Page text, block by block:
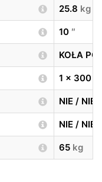
25.8 kg
10 ″
KOŁA
1 x 300
NIE / NIE
NIE / NIE
65 kg